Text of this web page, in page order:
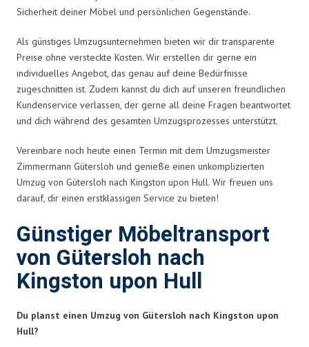
Sicherheit deiner Möbel und persönlichen Gegenstände.
Als günstiges Umzugsunternehmen bieten wir dir transparente
Preise ohne versteckte Kosten. Wir erstellen dir gerne ein
individuelles Angebot, das genau auf deine Bedürfnisse
zugeschnitten ist. Zudem kannst du dich auf unseren freundlichen
Kundenservice verlassen, der gerne all deine Fragen beantwortet
und dich während des gesamten Umzugsprozesses unterstützt.
Vereinbare noch heute einen Termin mit dem Umzugsmeister
Zimmermann Gütersloh und genieße einen unkomplizierten
Umzug von Gütersloh nach Kingston upon Hull. Wir freuen uns
darauf, dir einen erstklassigen Service zu bieten!
Günstiger Möbeltransport
von Gütersloh nach
Kingston upon Hull
Du planst einen Umzug von Gütersloh nach Kingston upon
Hull?